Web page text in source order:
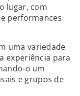
lugar, com
performances
uma variedade
experiência para
o um
e grupos de